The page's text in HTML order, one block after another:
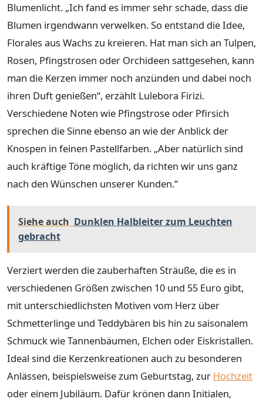
Blumenlicht. „Ich fand es immer sehr schade, dass die
Blumen irgendwann verwelken. So entstand die Idee,
Florales aus Wachs zu kreieren. Hat man sich an Tulpen,
Rosen, Pfingstrosen oder Orchideen sattgesehen, kann
man die Kerzen immer noch anzünden und dabei noch
ihren Duft genießen“, erzählt Lulebora Firizi.
Verschiedene Noten wie Pfingstrose oder Pfirsich
sprechen die Sinne ebenso an wie der Anblick der
Knospen in feinen Pastellfarben. „Aber natürlich sind
auch kräftige Töne möglich, da richten wir uns ganz
nach den Wünschen unserer Kunden.“
Siehe auch Dunklen Halbleiter zum Leuchten
gebracht
Verziert werden die zauberhaften Sträuße, die es in
verschiedenen Größen zwischen 10 und 55 Euro gibt,
mit unterschiedlichsten Motiven vom Herz über
Schmetterlinge und Teddybären bis hin zu saisonalem
Schmuck wie Tannenbäumen, Elchen oder Eiskristallen.
Ideal sind die Kerzenkreationen auch zu besonderen
Anlässen, beispielsweise zum Geburtstag, zur Hochzeit
oder einem Jubiläum. Dafür krönen dann Initialen,